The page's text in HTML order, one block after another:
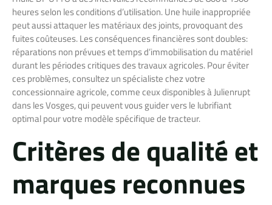
heures selon les conditions d’utilisation. Une huile inappropriée
peut aussi attaquer les matériaux des joints, provoquant des
fuites coûteuses. Les conséquences financières sont doubles:
réparations non prévues et temps d’immobilisation du matériel
durant les périodes critiques des travaux agricoles. Pour éviter
ces problèmes, consultez un spécialiste chez votre
concessionnaire agricole, comme ceux disponibles à Julienrupt
dans les Vosges, qui peuvent vous guider vers le lubrifiant
optimal pour votre modèle spécifique de tracteur.
Critères de qualité et
marques reconnues